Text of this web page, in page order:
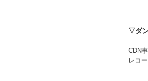
▽ダ
CDN
レコ